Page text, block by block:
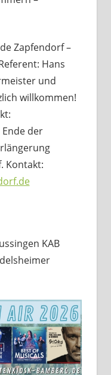
Zapfendorf –
Hans
und
willkommen!
der
Kontakt:
KAB